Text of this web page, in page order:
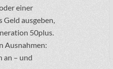
einer
ausgeben,
50plus.
Ausnahmen:
an – und